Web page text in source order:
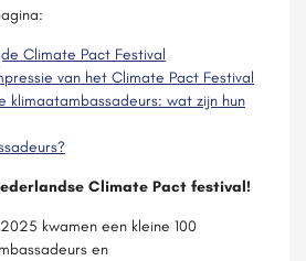
Climate Pact Festival
van het Climate Pact Festival
klimaatambassadeurs: wat zijn hun
Climate Pact festival!
kwamen een kleine 100
en